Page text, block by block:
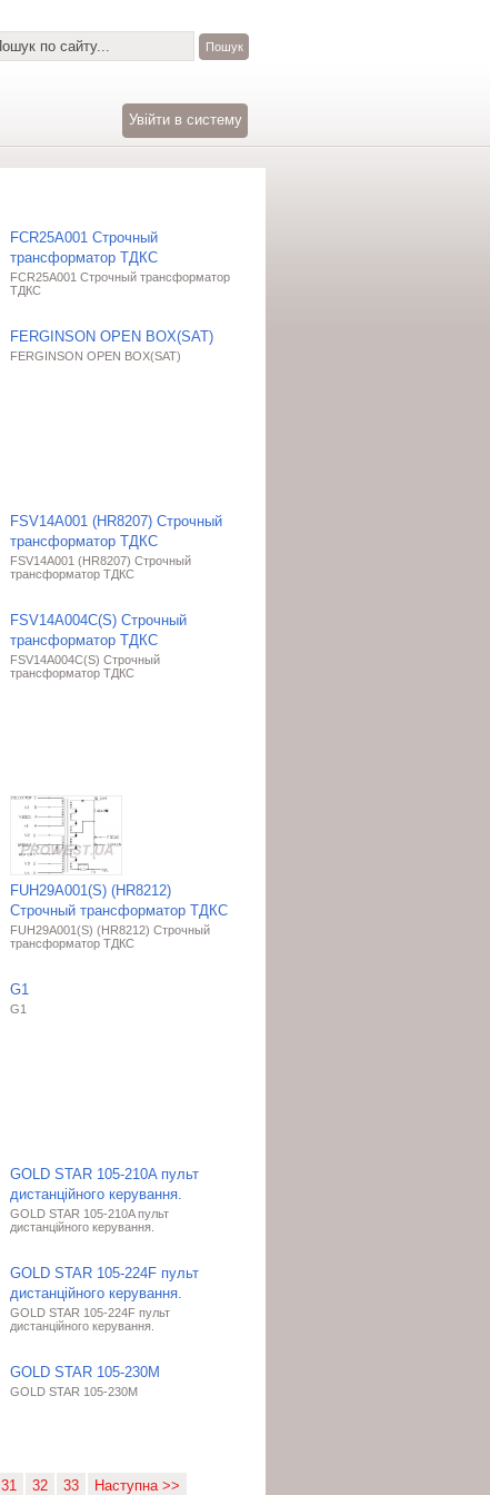
Увійти в систему
FCR25A001 Строчный
трансформатор ТДКС
FCR25A001 Строчный трансформатор
ТДКС
FERGINSON OPEN BOX(SAT)
FERGINSON OPEN BOX(SAT)
FSV14A001 (HR8207) Строчный
трансформатор ТДКС
FSV14A001 (HR8207) Строчный
трансформатор ТДКС
FSV14A004C(S) Строчный
трансформатор ТДКС
FSV14A004C(S) Строчный
трансформатор ТДКС
FUH29A001(S) (HR8212)
Строчный трансформатор ТДКС
FUH29A001(S) (HR8212) Строчный
трансформатор ТДКС
G1
G1
GOLD STAR 105-210A пульт
дистанційного керування.
GOLD STAR 105-210A пульт
дистанційного керування.
GOLD STAR 105-224F пульт
дистанційного керування.
GOLD STAR 105-224F пульт
дистанційного керування.
GOLD STAR 105-230M
GOLD STAR 105-230M
31 32 33 Наступна >>